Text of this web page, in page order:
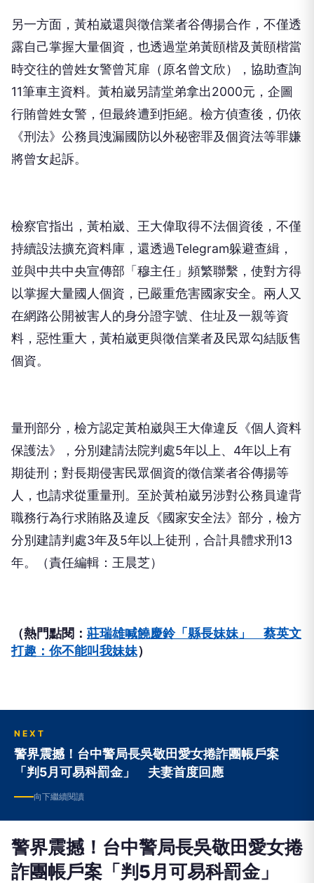
另一方面，黃柏崴還與徵信業者谷傳揚合作，不僅透
露自己掌握大量個資，也透過堂弟黃頤楷及黃頤楷當
時交往的曾姓女警曾芃扉（原名曾文欣），協助查詢
11筆車主資料。黃柏崴另請堂弟拿出2000元，企圖
行賄曾姓女警，但最終遭到拒絕。檢方偵查後，仍依
《刑法》公務員洩漏國防以外秘密罪及個資法等罪嫌
將曾女起訴。
檢察官指出，黃柏崴、王大偉取得不法個資後，不僅
持續設法擴充資料庫，還透過Telegram躲避查緝，
並與中共中央宣傳部「穆主任」頻繁聯繫，使對方得
以掌握大量國人個資，已嚴重危害國家安全。兩人又
在網路公開被害人的身分證字號、住址及一親等資
料，惡性重大，黃柏崴更與徵信業者及民眾勾結販售
個資。
量刑部分，檢方認定黃柏崴與王大偉違反《個人資料
保護法》，分別建請法院判處5年以上、4年以上有
期徒刑；對長期侵害民眾個資的徵信業者谷傳揚等
人，也請求從重量刑。至於黃柏崴另涉對公務員違背
職務行為行求賄賂及違反《國家安全法》部分，檢方
分別建請判處3年及5年以上徒刑，合計具體求刑13
年。（責任編輯：王晨芝）
（熱門點閱： 莊瑞雄喊饒慶鈴「縣長妹妹」 蔡英文
打趣：你不能叫我妹妹）
NEXT
警界震撼！台中警局長吳敬田愛女捲詐團帳戶案
「判5月可易科罰金」 夫妻首度回應
向下繼續閱讀
警界震撼！台中警局長吳敬田愛女捲
詐團帳戶案「判5月可易科罰金」